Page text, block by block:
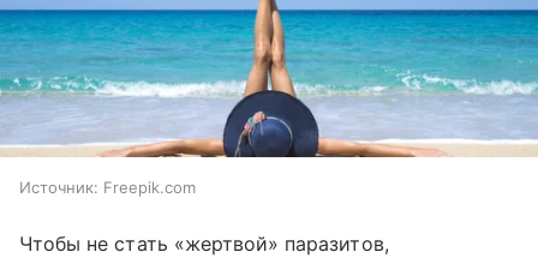
Источник: Freepik.com
Чтобы не стать «жертвой» паразитов,